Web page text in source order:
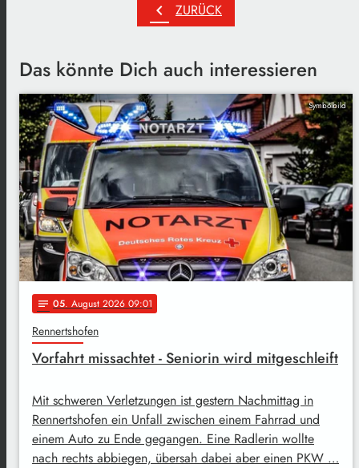
chevron_left ZURÜCK
Das könnte Dich auch interessieren
Symbolbild
notes 05. August 2026 09:01
Rennertshofen
Vorfahrt missachtet - Seniorin wird mitgeschleift
Mit schweren Verletzungen ist gestern Nachmittag in
Rennertshofen ein Unfall zwischen einem Fahrrad und
einem Auto zu Ende gegangen. Eine Radlerin wollte
nach rechts abbiegen, übersah dabei aber einen PKW …